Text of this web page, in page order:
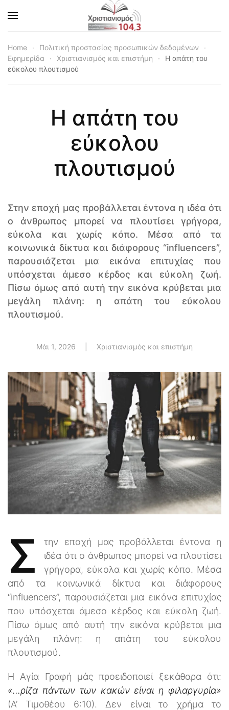
Skip to main content
Home
Πολιτική προστασίας προσωπικών δεδομένων
Εφημερίδα
Χριστιανισμός και επιστήμη
Η απάτη του
εύκολου πλουτισμού
Η απάτη του
εύκολου
πλουτισμού
Στην εποχή μας προβάλλεται έντονα η ιδέα ότι
ο άνθρωπος μπορεί να πλουτίσει γρήγορα,
εύκολα και χωρίς κόπο. Μέσα από τα
κοινωνικά δίκτυα και διάφορους “influencers”,
παρουσιάζεται μια εικόνα επιτυχίας που
υπόσχεται άμεσο κέρδος και εύκολη ζωή.
Πίσω όμως από αυτή την εικόνα κρύβεται μια
μεγάλη πλάνη: η απάτη του εύκολου
πλουτισμού.
Μάι 1, 2026 Χριστιανισμός και επιστήμη
Σ
την εποχή μας προβάλλεται έντονα η
ιδέα ότι ο άνθρωπος μπορεί να πλουτίσει
γρήγορα, εύκολα και χωρίς κόπο. Μέσα
από τα κοινωνικά δίκτυα και διάφορους
“influencers”, παρουσιάζεται μια εικόνα επιτυχίας
που υπόσχεται άμεσο κέρδος και εύκολη ζωή.
Πίσω όμως από αυτή την εικόνα κρύβεται μια
μεγάλη πλάνη: η απάτη του εύκολου
πλουτισμού.
Η Αγία Γραφή μάς προειδοποιεί ξεκάθαρα ότι:
«...ρίζα πάντων των κακών είναι η φιλαργυρία»
(Α’ Τιμοθέου 6:10). Δεν είναι το χρήμα το